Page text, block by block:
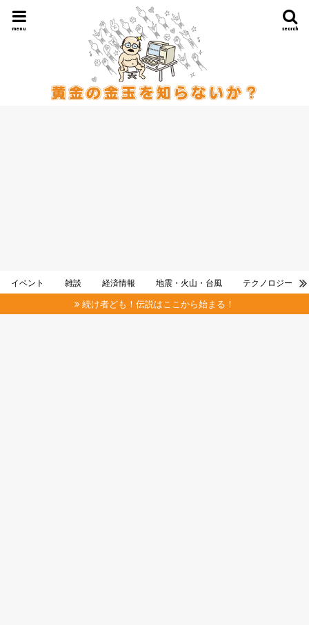
search
menu
イベント 雑談 経済情報 地震・火山・台風 テクノロジー
続け者ども！伝説はここから始まる！